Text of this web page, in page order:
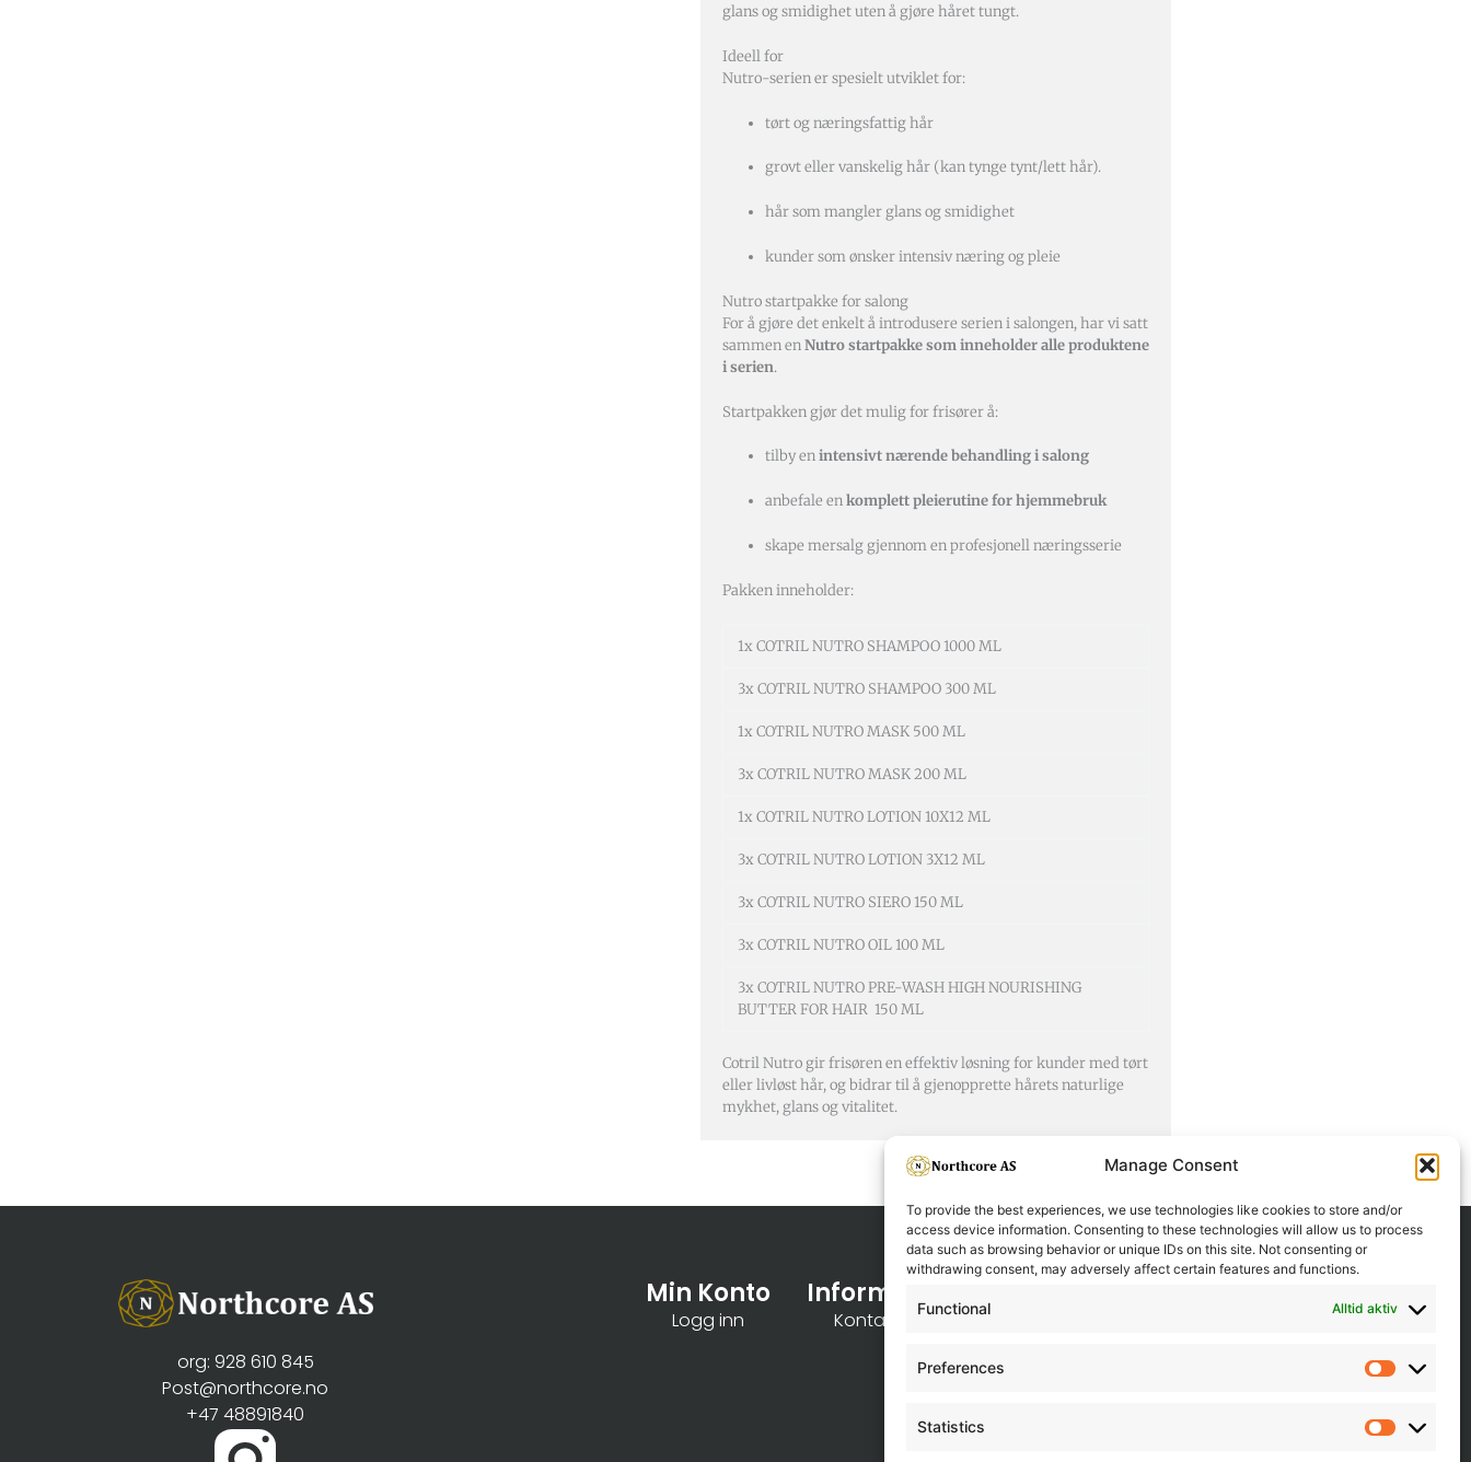
Manage Consent
To provide the best experiences, we use technologies like cookies to store and/or
access device information. Consenting to these technologies will allow us to process
data such as browsing behavior or unique IDs on this site. Not consenting or
withdrawing consent, may adversely affect certain features and functions.
Functional Alltid aktiv
Preferences
Statistics
Statistics
glans og smidighet uten å gjøre håret tungt.
Ideell for
Nutro-serien er spesielt utviklet for:
tørt og næringsfattig hår
grovt eller vanskelig hår (kan tynge tynt/lett hår).
hår som mangler glans og smidighet
kunder som ønsker intensiv næring og pleie
Nutro startpakke for salong
For å gjøre det enkelt å introdusere serien i salongen, har vi satt
sammen enNutro startpakke som inneholder alle produktene
i serien.
Startpakken gjør det mulig for frisører å:
tilby enintensivt nærende behandling i salong
anbefale enkomplett pleierutine for hjemmebruk
skape mersalg gjennom en profesjonell næringsserie
Pakken inneholder:
1x COTRIL NUTRO SHAMPOO 1000 ML
3x COTRIL NUTRO SHAMPOO 300 ML
1x COTRIL NUTRO MASK 500 ML
3x COTRIL NUTRO MASK 200 ML
1x COTRIL NUTRO LOTION 10X12 ML
3x COTRIL NUTRO LOTION 3X12 ML
3x COTRIL NUTRO SIERO 150 ML
3x COTRIL NUTRO OIL 100 ML
3x COTRIL NUTRO PRE-WASH HIGH NOURISHING
BUTTER FOR HAIR 150 ML
Cotril Nutro gir frisøren en effektiv løsning for kunder med tørt
eller livløst hår, og bidrar til å gjenopprette hårets naturlige
mykhet, glans og vitalitet.
org: 928 610 845
Post@northcore.no
+47 48891840
Min Konto
Logg inn
Informasjon
Kontakt oss